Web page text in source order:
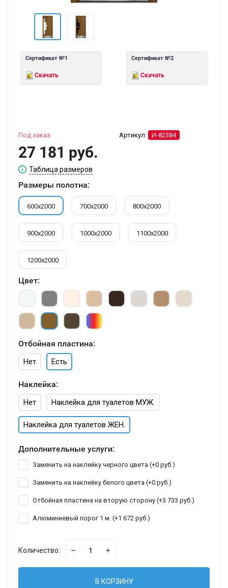
Сертификат №1
Скачать
Сертификат №2
Скачать
Артикул: И-82384
Под заказ
27 181 руб.
Таблица размеров
Размеры полотна:
600х2000 700х2000 800х2000
900х2000 1000х2000 1100х2000
1200х2000
Цвет:
Отбойная пластина:
Нет Есть
Наклейка:
Нет Наклейка для туалетов МУЖ.
Наклейка для туалетов ЖЕН.
Дополнительные услуги:
Заменить на наклейку черного цвета (+0 руб. )
Заменить на наклейку белого цвета (+0 руб. )
Отбойная пластина на вторую сторону (+3 733 руб. )
Алюминиевый порог 1 м. (+1 672 руб. )
Количество:
В КОРЗИНУ